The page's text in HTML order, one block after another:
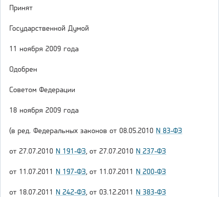
Принят
Государственной Думой
11 ноября 2009 года
Одобрен
Советом Федерации
18 ноября 2009 года
(в ред. Федеральных законов от 08.05.2010 N 83-ФЗ
от 27.07.2010 N 191-ФЗ, от 27.07.2010 N 237-ФЗ
от 11.07.2011 N 197-ФЗ, от 11.07.2011 N 200-ФЗ
от 18.07.2011 N 242-ФЗ, от 03.12.2011 N 383-ФЗ